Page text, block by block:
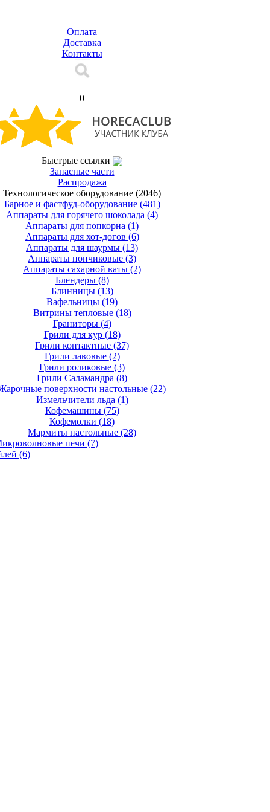
Оплата
Доставка
Контакты
0
Быстрые ссылки
Запасные части
Распродажа
Технологическое оборудование (2046)
Барное и фастфуд-оборудование (481)
Аппараты для горячего шоколада (4)
Аппараты для попкорна (1)
Аппараты для хот-догов (6)
Аппараты для шаурмы (13)
Аппараты пончиковые (3)
Аппараты сахарной ваты (2)
Блендеры (8)
Блинницы (13)
Вафельницы (19)
Витрины тепловые (18)
Граниторы (4)
Грили для кур (18)
Грили контактные (37)
Грили лавовые (2)
Грили роликовые (3)
Грили Саламандра (8)
поверхности настольные (22)
Измельчители льда (1)
Кофемашины (75)
Кофемолки (18)
Мармиты настольные (28)
печи (7)
(6)